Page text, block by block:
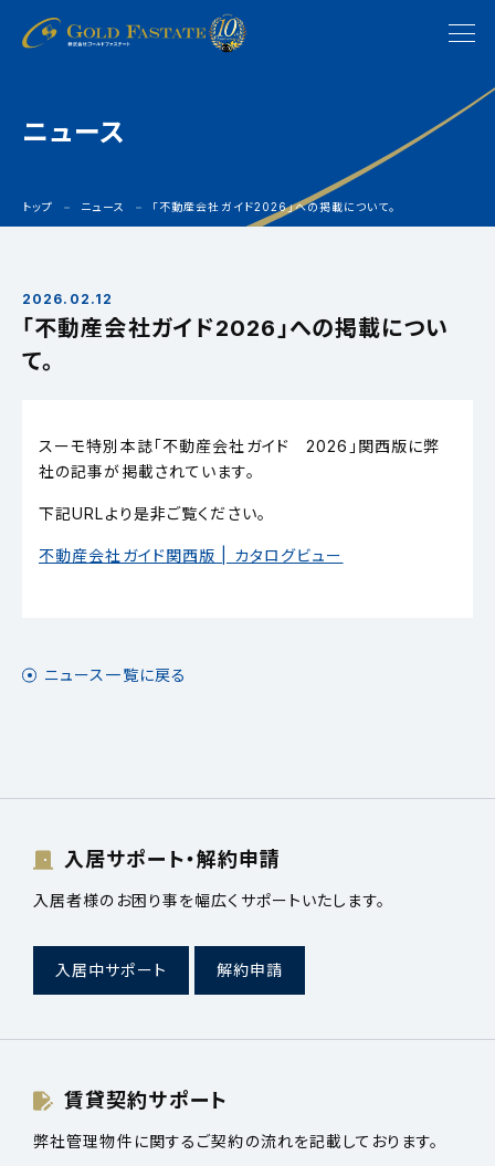
ニュース
トップ ニュース 「不動産会社ガイド2026」への掲載について。
2026.02.12
「不動産会社ガイド2026」への掲載につい
て。
スーモ特別本誌「不動産会社ガイド 2026」関西版に弊
社の記事が掲載されています。
下記URLより是非ご覧ください。
不動産会社ガイド関西版 | カタログビュー
ニュース一覧に戻る
入居サポート・解約申請
入居者様のお困り事を幅広くサポートいたします。
入居中サポート 解約申請
賃貸契約サポート
弊社管理物件に関するご契約の流れを記載しております。